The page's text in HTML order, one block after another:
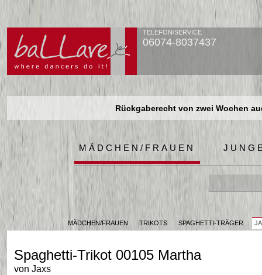
TELEFON/SERVICE
06074-8037437
Rückgaberecht von zwei Wochen
Rückgaberecht von zwei Wochen
MÄDCHEN/FRAUEN
MÄDCHEN/FRAUEN TRIKOTS SPAGHETTI-TRÄGER
Spaghetti-Trikot 00105 Martha
von Jaxs